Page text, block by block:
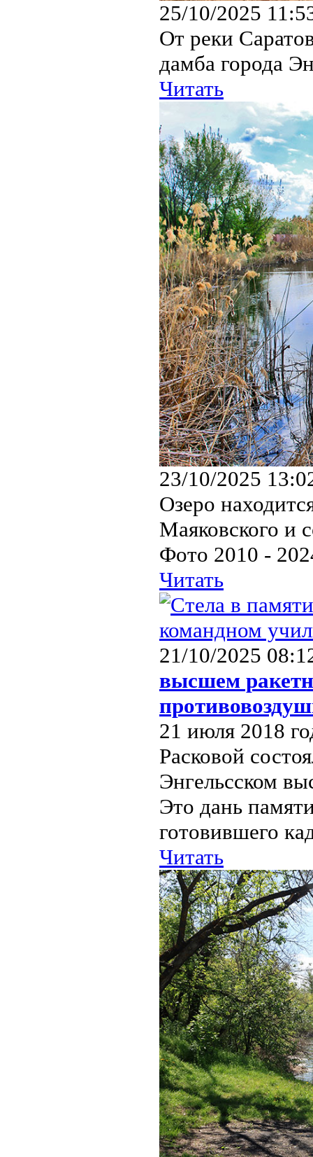
25/10/2025
От реки
дамба города
Читать
23/10/2025
Озеро
Маяковского и
Фото 2010 -
Читать
21/10/2025
высшем
21 июля 2018
Расковой
Энгельсском
Это дань
готовившего
Читать